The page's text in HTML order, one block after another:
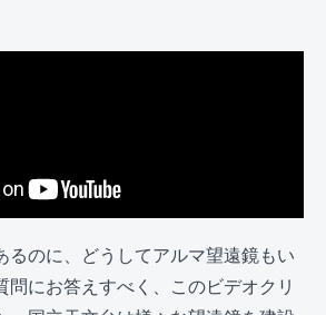
るのに、どうしてアルマ望遠鏡もい
問にお答えすべく、このビデオクリ